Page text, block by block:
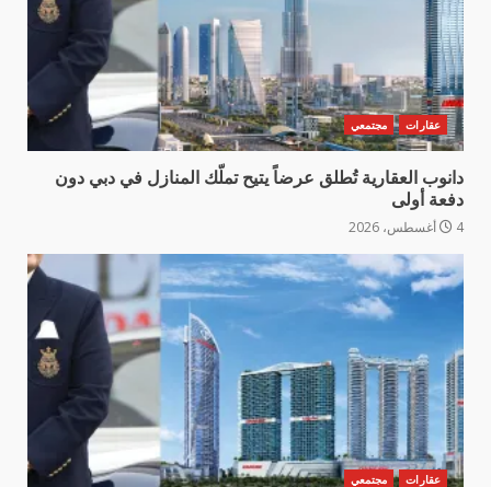
عقارات مجتمعي
دانوب العقارية تُطلق عرضاً يتيح تملّك المنازل في دبي دون
دفعة أولى
4 أغسطس، 2026
عقارات مجتمعي